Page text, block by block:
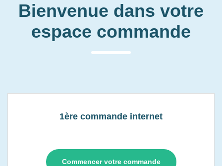
Bienvenue dans votre
espace commande
1ère commande internet
Commencer votre commande